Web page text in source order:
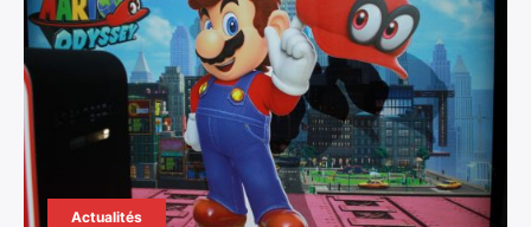
Actualités